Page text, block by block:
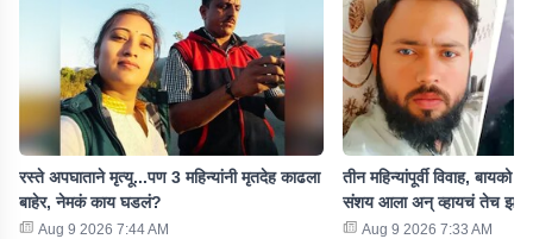
रस्ते अपघाताने मृत्यू...पण 3 महिन्यांनी मृतदेह काढला
बाहेर, नेमकं काय घडलं?
Aug 9 2026 7:44 AM
तीन महिन्यांपूर्वी विवाह, बायको
संशय आला अन् व्हायचं तेच झालं
Aug 9 2026 7:33 AM